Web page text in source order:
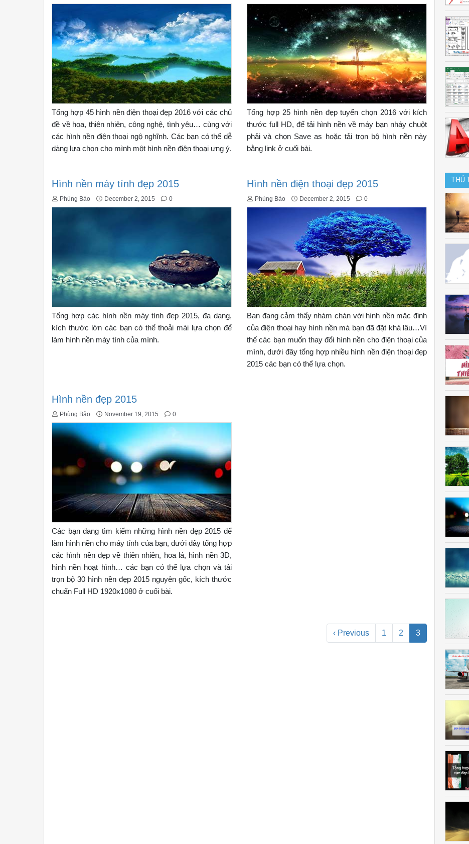
Tổng hợp 45 hình nền điện thoại đẹp 2016 với các chủ
đề về hoa, thiên nhiên, công nghệ, tình yêu… cùng với
các hình nền điện thoại ngộ nghĩnh. Các bạn có thể dễ
dàng lựa chọn cho mình một hình nền điện thoại ưng ý.
Tổng hợp 25 hình nền đẹp tuyển chọn 2016 với kích
thước full HD, để tải hình nền về máy bạn nháy chuột
phải và chọn Save as hoặc tải trọn bộ hình nền này
bằng link ở cuối bài.
Hình nền máy tính đẹp 2015
Phùng Bảo December 2, 2015 0
Tổng hợp các hình nền máy tính đẹp 2015, đa dạng,
kích thước lớn các bạn có thể thoải mái lựa chọn để
làm hình nền máy tính của mình.
Hình nền điện thoại đẹp 2015
Phùng Bảo December 2, 2015 0
Bạn đang cảm thấy nhàm chán với hình nền mặc định
của điện thoại hay hình nền mà bạn đã đặt khá lâu…Vì
thế các bạn muốn thay đổi hình nền cho điện thoại của
mình, dưới đây tổng hợp nhiều hình nền điện thoại đẹp
2015 các bạn có thể lựa chọn.
Hình nền đẹp 2015
Phùng Bảo November 19, 2015 0
Các bạn đang tìm kiếm những hình nền đẹp 2015 để
làm hình nền cho máy tính của bạn, dưới đây tổng hợp
các hình nền đẹp về thiên nhiên, hoa lá, hình nền 3D,
hình nền hoạt hình… các bạn có thể lựa chọn và tải
trọn bộ 30 hình nền đẹp 2015 nguyên gốc, kích thước
chuẩn Full HD 1920x1080 ở cuối bài.
‹ Previous 1 2 3
THỦ